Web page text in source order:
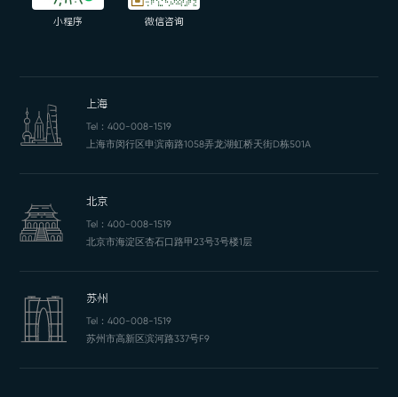
小程序 微信咨询
上海
Tel： 400-008-1519
上海市闵行区申滨南路1058弄龙湖虹桥天街D栋501A
北京
Tel： 400-008-1519
北京市海淀区杏石口路甲23号3号楼1层
苏州
Tel： 400-008-1519
苏州市高新区滨河路337号F9